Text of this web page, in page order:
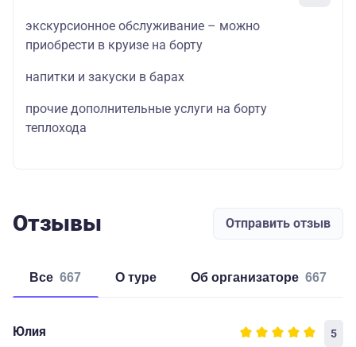
экскурсионное обслуживание – можно
приобрести в круизе на борту
напитки и закуски в барах
прочие дополнительные услуги на борту
теплохода
Отзывы Отправить отзыв
Все 667 о туре об организаторе 667
Юлия 5